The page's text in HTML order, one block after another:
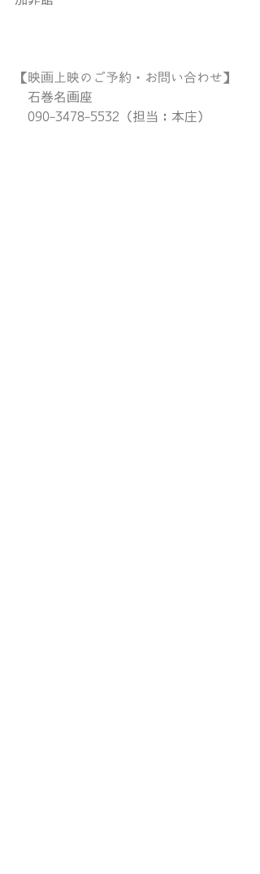
【映画上映のご予約・お問い合わせ】
石巻名画座
090-3478-5532（担当：本庄）